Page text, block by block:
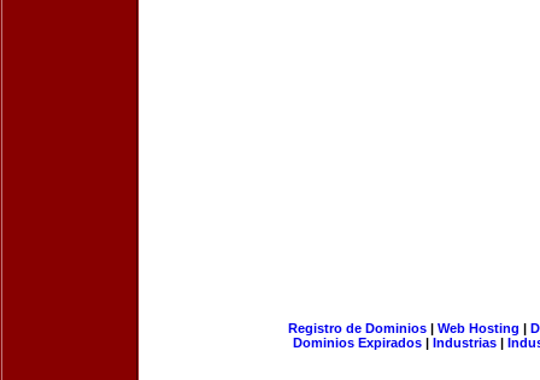
Registro de Dominios| Web Hosting |
Dominios Expirados | Industrias |